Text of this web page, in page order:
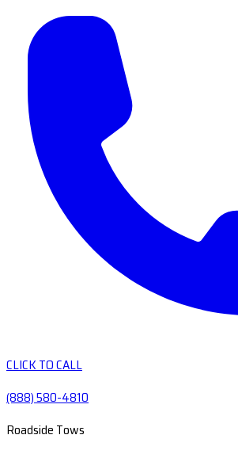
CLICK TO CALL
(888) 580-4810
Roadside Tows